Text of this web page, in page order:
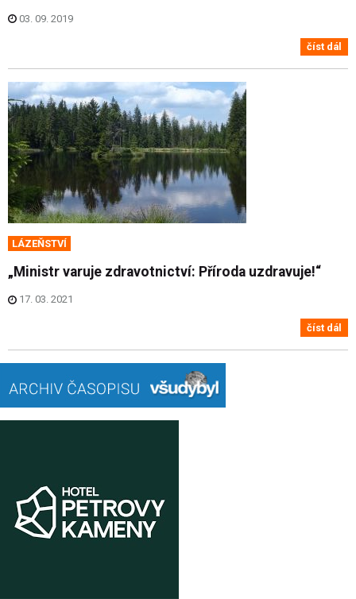
03. 09. 2019
číst dál
LÁZEŇSTVÍ
„Ministr varuje zdravotnictví: Příroda uzdravuje!“
17. 03. 2021
číst dál